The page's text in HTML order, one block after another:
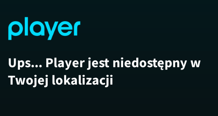
Ups... Player jest niedostępny w
Twojej lokalizacji